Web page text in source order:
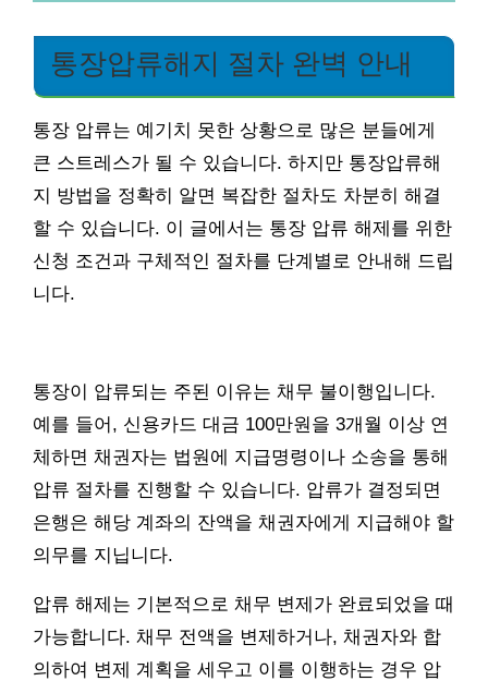
통장압류해지 절차 완벽 안내
통장 압류는 예기치 못한 상황으로 많은 분들에게
큰 스트레스가 될 수 있습니다. 하지만 통장압류해
지 방법을 정확히 알면 복잡한 절차도 차분히 해결
할 수 있습니다. 이 글에서는 통장 압류 해제를 위한
신청 조건과 구체적인 절차를 단계별로 안내해 드립
니다.
통장이 압류되는 주된 이유는 채무 불이행입니다.
예를 들어, 신용카드 대금 100만원을 3개월 이상 연
체하면 채권자는 법원에 지급명령이나 소송을 통해
압류 절차를 진행할 수 있습니다. 압류가 결정되면
은행은 해당 계좌의 잔액을 채권자에게 지급해야 할
의무를 지닙니다.
압류 해제는 기본적으로 채무 변제가 완료되었을 때
가능합니다. 채무 전액을 변제하거나, 채권자와 합
의하여 변제 계획을 세우고 이를 이행하는 경우 압